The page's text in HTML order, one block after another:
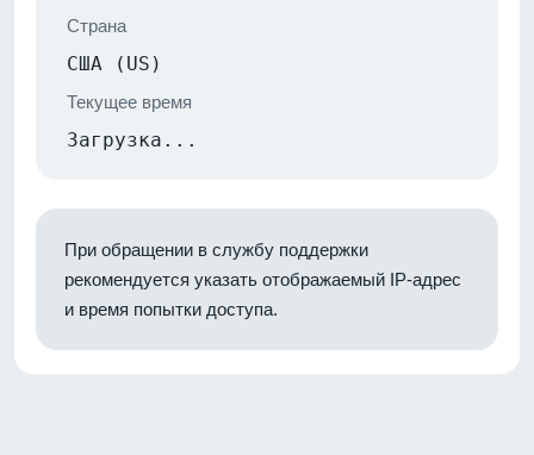
Страна
США (US)
Текущее время
Загрузка...
При обращении в службу поддержки
рекомендуется указать отображаемый IP-адрес
и время попытки доступа.